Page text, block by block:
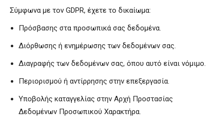
Σύμφωνα με τον GDPR, έχετε το δικαίωμα:
Πρόσβασης στα προσωπικά σας δεδομένα.
Διόρθωσης ή ενημέρωσης των δεδομένων σας.
Διαγραφής των δεδομένων σας, όπου αυτό είναι νόμιμο.
Περιορισμού ή αντίρρησης στην επεξεργασία.
Υποβολής καταγγελίας στην Αρχή Προστασίας
Δεδομένων Προσωπικού Χαρακτήρα.